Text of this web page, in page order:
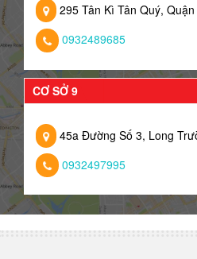
295 Tân Kì Tân Quý,
0932489685
CƠ SỞ 9
45a Đường Số 3, Long
0932497995